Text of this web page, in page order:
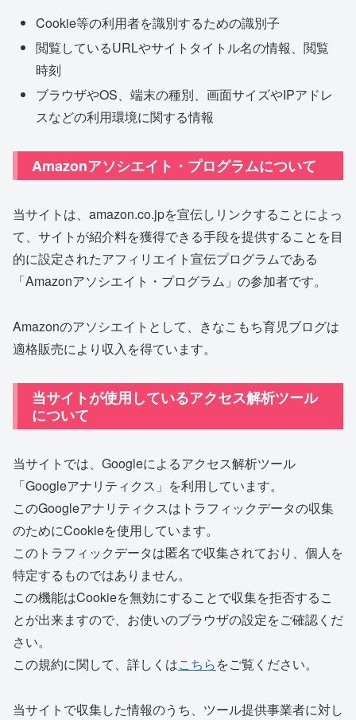
Cookie等の利用者を識別するための識別子
閲覧しているURLやサイトタイトル名の情報、閲覧
時刻
ブラウザやOS、端末の種別、画面サイズやIPアドレ
スなどの利用環境に関する情報
Amazonアソシエイト・プログラムについて
当サイトは、amazon.co.jpを宣伝しリンクすることによっ
て、サイトが紹介料を獲得できる手段を提供することを目
的に設定されたアフィリエイト宣伝プログラムである
「Amazonアソシエイト・プログラム」の参加者です。
Amazonのアソシエイトとして、きなこもち育児ブログは
適格販売により収入を得ています。
当サイトが使用しているアクセス解析ツール
について
当サイトでは、Googleによるアクセス解析ツール
「Googleアナリティクス」を利用しています。
このGoogleアナリティクスはトラフィックデータの収集
のためにCookieを使用しています。
このトラフィックデータは匿名で収集されており、個人を
特定するものではありません。
この機能はCookieを無効にすることで収集を拒否するこ
とが出来ますので、お使いのブラウザの設定をご確認くだ
さい。
この規約に関して、詳しくはこちらをご覧ください。
当サイトで収集した情報のうち、ツール提供事業者に対し